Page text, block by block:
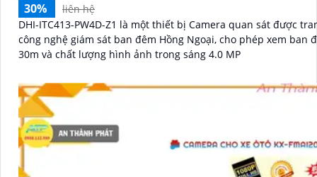
30%
liên hệ
DHI-ITC413-PW4D-Z1 là một thiết bị Camera quan sát được
công nghệ giám sát ban đêm Hồng Ngoại, cho phép xem ban
30m và chất lượng hình ảnh trong sáng 4.0 MP